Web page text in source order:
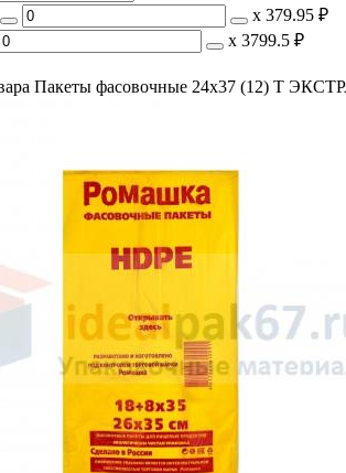
х 379.95 ₽
х 3799.5 ₽
Пакеты фасовочные 24х37 (12) Т